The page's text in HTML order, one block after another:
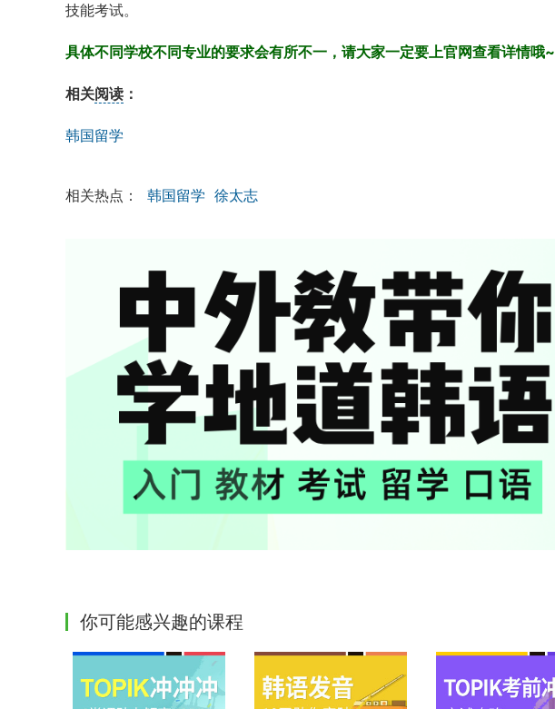
技能考试。
具体不同学校不同专业的要求会有所不一，请大家一定要上官网查看详情哦~
相关阅读 ：
韩国留学
相关热点： 韩国留学 徐太志
你可能感兴趣的课程